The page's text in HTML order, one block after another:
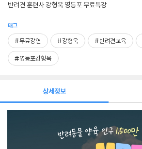
반려견 훈련사 강형욱 영등포 무료특강
태그
#무료강연 #강형욱 #반려견교육
#영등포강형욱
상세정보